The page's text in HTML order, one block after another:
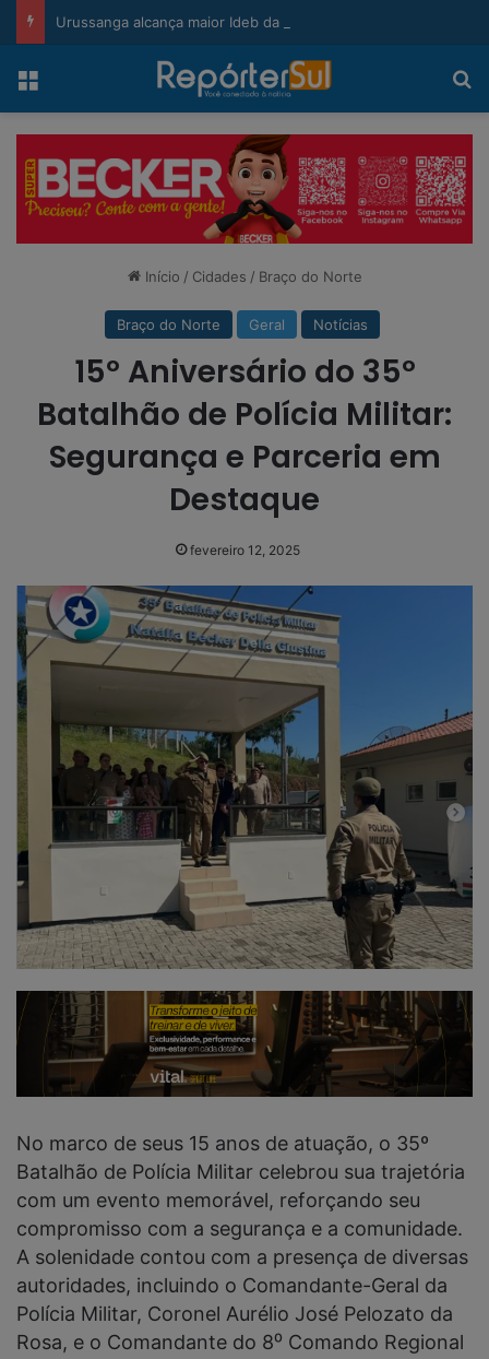
Menu
Início / Cidades / Braço do Norte
Braço do Norte Geral Notícias
15º Aniversário do 35º
Batalhão de Polícia Militar:
Segurança e Parceria em
Destaque
fevereiro 12, 2025
No marco de seus 15 anos de atuação, o 35º
Batalhão de Polícia Militar celebrou sua trajetória
com um evento memorável, reforçando seu
compromisso com a segurança e a comunidade.
A solenidade contou com a presença de diversas
autoridades, incluindo o Comandante-Geral da
Polícia Militar, Coronel Aurélio José Pelozato da
Rosa, e o Comandante do 8⁰ Comando Regional